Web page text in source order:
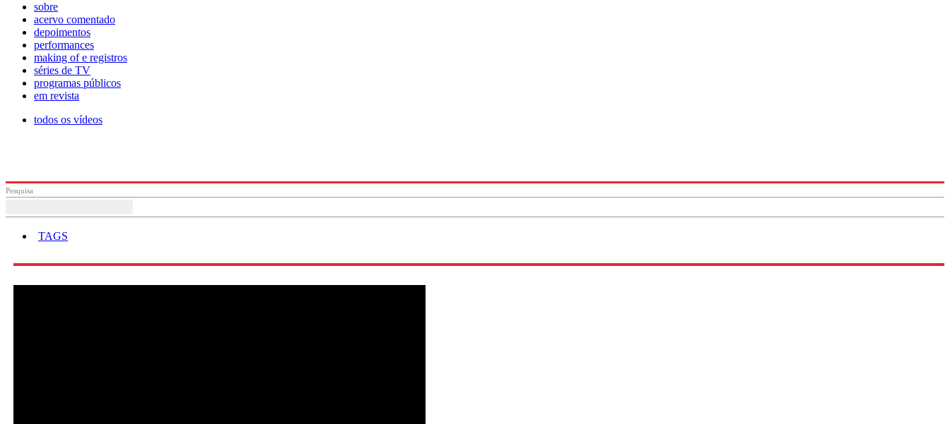
sobre
acervo comentado
depoimentos
performances
making of e registros
séries de TV
programas públicos
em revista
todos os vídeos
Pesquisa
TAGS